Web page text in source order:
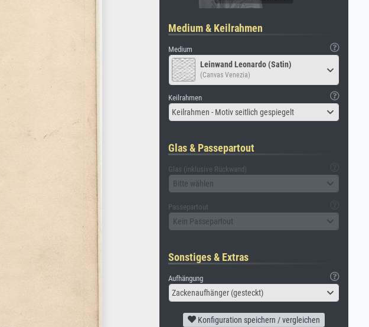
Medium & Keilrahmen
Medium
Leinwand Leonardo (Satin)
(Canvas Venezia)
Keilrahmen
Keilrahmen - Motiv seitlich gespiegelt
Glas & Passepartout
Glas (inklusive Rückwand)
Bitte wählen
Passepartout
Kein Passepartout
Sonstiges & Extras
Aufhängung
Zackenaufhänger (gesteckt)
Konfiguration speichern / vergleichen